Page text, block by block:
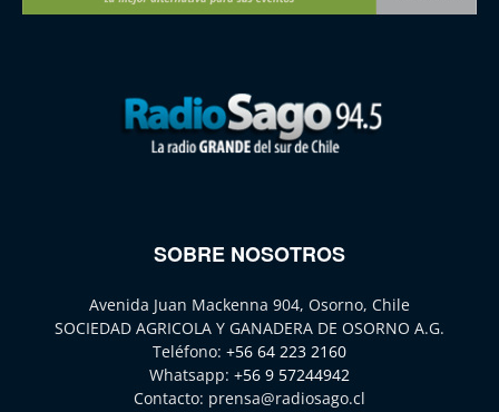
SOBRE NOSOTROS
Avenida Juan Mackenna 904, Osorno, Chile
SOCIEDAD AGRICOLA Y GANADERA DE OSORNO A.G.
Teléfono: +56 64 223 2160
Whatsapp: +56 9 57244942
Contacto: prensa@radiosago.cl